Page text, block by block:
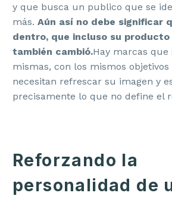
y que busca un publico que se
más. Aún así no debe significar
dentro, que incluso su producto
también cambió.Hay marcas que
mismas, con los mismos
necesitan refrescar su imagen y
precisamente lo que no define el
Reforzando la
personalidad de